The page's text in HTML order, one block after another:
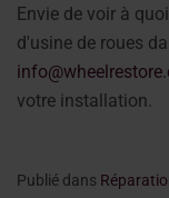
Envie de voir à
d'usine de roues
votre installation.
Publié dans